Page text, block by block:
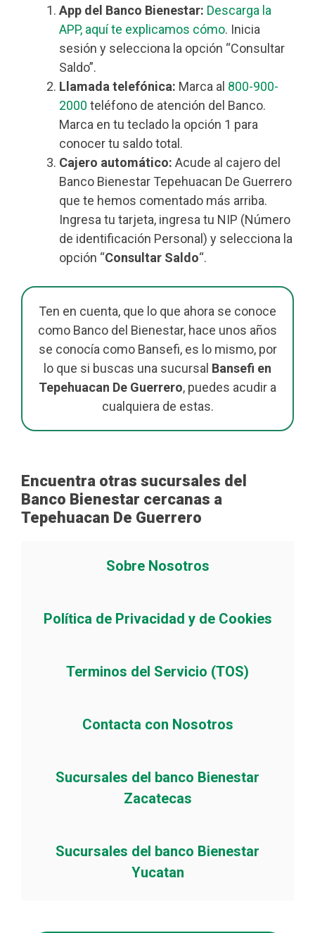
App del Banco Bienestar: Descarga la
APP, aquí te explicamos cómo. Inicia
sesión y selecciona la opción “Consultar
Saldo”.
Llamada telefónica: Marca al 800-900-
2000 teléfono de atención del Banco.
Marca en tu teclado la opción 1 para
conocer tu saldo total.
Cajero automático: Acude al cajero del
Banco Bienestar Tepehuacan De Guerrero
que te hemos comentado más arriba.
Ingresa tu tarjeta, ingresa tu NIP (Número
de identificación Personal) y selecciona la
opción “Consultar Saldo“.
Ten en cuenta, que lo que ahora se conoce
como Banco del Bienestar, hace unos años
se conocía como Bansefi, es lo mismo, por
lo que si buscas una sucursal Bansefi en
Tepehuacan De Guerrero, puedes acudir a
cualquiera de estas.
Encuentra otras sucursales del
Banco Bienestar cercanas a
Tepehuacan De Guerrero
Sobre Nosotros
Política de Privacidad y de Cookies
Terminos del Servicio (TOS)
Contacta con Nosotros
Sucursales del banco Bienestar
Zacatecas
Sucursales del banco Bienestar
Yucatan